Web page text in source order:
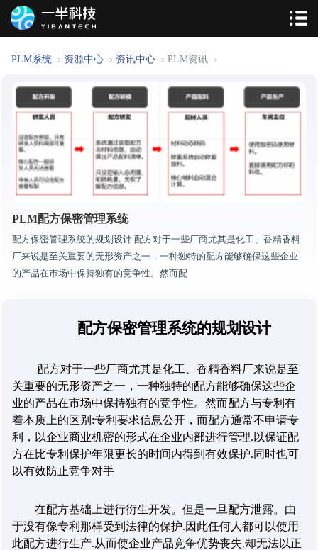
PLM系统 > 资源中心 > 资讯中心 > PLM资讯 >
PLM配方保密管理系统
配方保密管理系统的规划设计 配方对于一些厂商尤其是化工、香精香料
厂来说是至关重要的无形资产之一，一种独特的配方能够确保这些企业
的产品在市场中保持独有的竞争性。然而配
配方保密管理系统的规划设计
配方对于一些厂商尤其是化工、香精香料厂来说是至
关重要的无形资产之一，一种独特的配方能够确保这些企
业的产品在市场中保持独有的竞争性。然而配方与专利有
着本质上的区别 :专利要求信息公开，而配方通常不申请专
利，以企业商业机密的形式在企业内部进行管理. 以保证配
方在比专利保护年限更长的时间内得到有效保护.同时也可
以有效防止竞争对手
在配方基础上进行衍生开发。但是一旦配方泄露。由
于没有像专利那样受到法律的保护.因此任何人都可以使用
此配方进行生产.从而使企业产品竞争优势丧失.却无法以正